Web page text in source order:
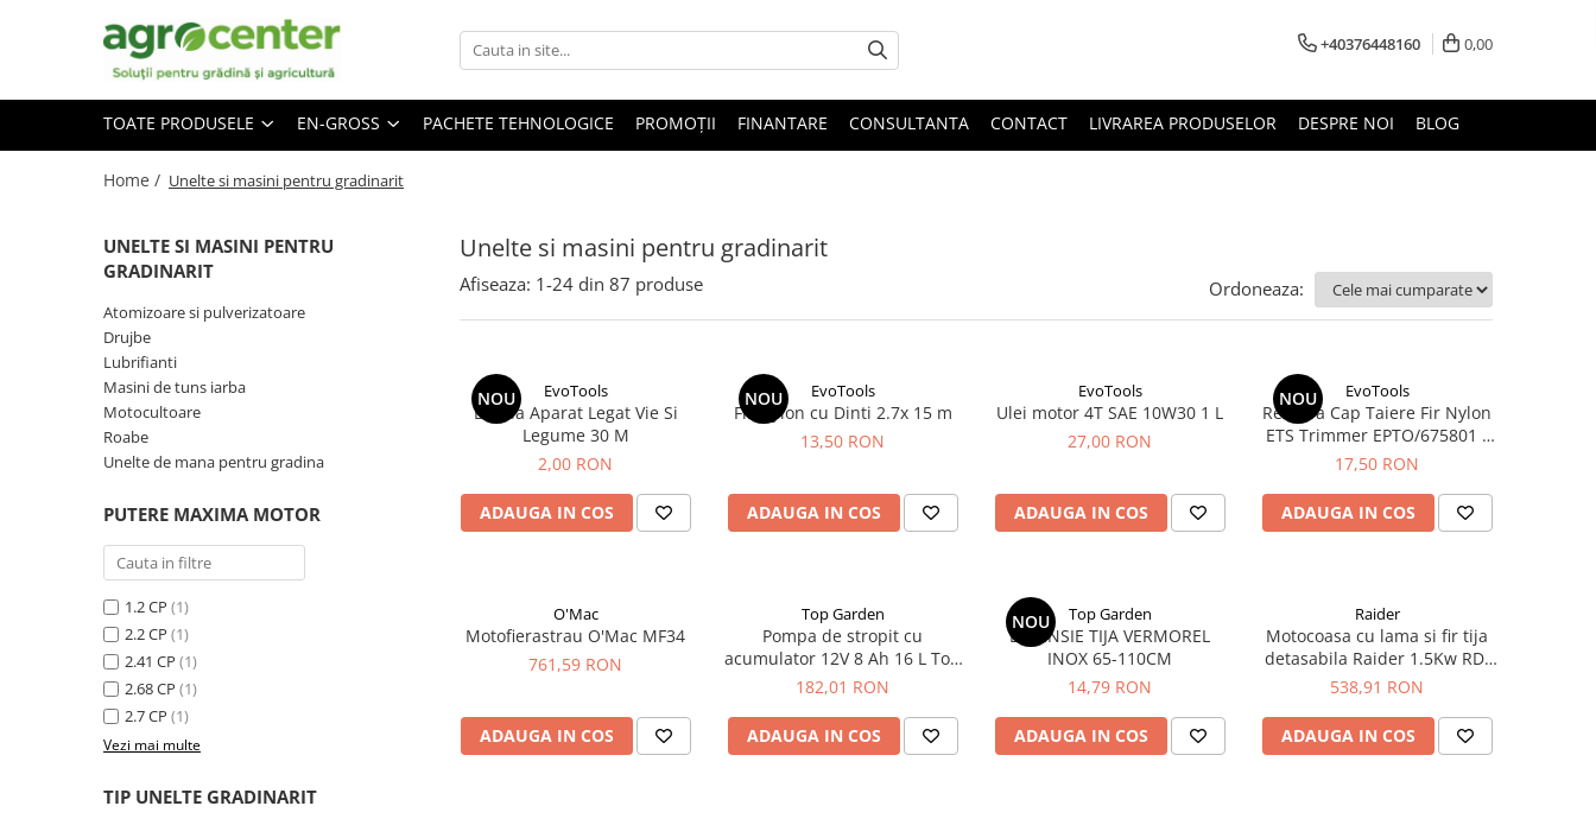
Toate Produsele
Seminte de legume
Ardei
Pepene verde
Porumb dulce
En-gross
Ingrasaminte
Irigatii
Plante furajere
+40376448160 0,00
TOATE PRODUSELE EN-GROSS PACHETE TEHNOLOGICE PROMOȚII FINANTARE CONSULTANTA CONTACT LIVRAREA PRODUSELOR DESPRE NOI BLOG
Home / Unelte si masini pentru gradinarit
Unelte si masini pentru gradinarit
UNELTE SI MASINI PENTRU
GRADINARIT
Atomizoare si pulverizatoare
Drujbe
Lubrifianti
Masini de tuns iarba
Motocultoare
Roabe
Unelte de mana pentru gradina
PUTERE MAXIMA MOTOR
1.2 CP (1)
2.2 CP (1)
2.41 CP (1)
2.68 CP (1)
2.7 CP (1)
Vezi mai multe
TIP UNELTE GRADINARIT
Afiseaza: 1-24 din 87 produse Ordoneaza:
NOU EvoTools
Banda Aparat Legat Vie Si
Legume 30 M
2,00 RON
ADAUGA IN COS
NOU EvoTools
Fir Nylon cu Dinti 2.7x 15 m
13,50 RON
ADAUGA IN COS
EvoTools
Ulei motor 4T SAE 10W30 1 L
27,00 RON
ADAUGA IN COS
NOU EvoTools
Rezerva Cap Taiere Fir Nylon
ETS Trimmer EPTO/675801 /
G[mm]: 1.4; L[m]: 3; 2 bucati
17,50 RON
ADAUGA IN COS
O'Mac
Motofierastrau O'Mac MF34
761,59 RON
ADAUGA IN COS
Top Garden
Pompa de stropit cu
acumulator 12V 8 Ah 16 L Top
Garden
182,01 RON
ADAUGA IN COS
NOU Top Garden
EXTENSIE TIJA VERMOREL
INOX 65-110CM
14,79 RON
ADAUGA IN COS
Raider
Motocoasa cu lama si fir tija
detasabila Raider 1.5Kw RD-
GBC10
538,91 RON
ADAUGA IN COS